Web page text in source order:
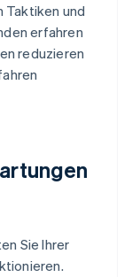
Taktiken und
erfahren
reduzieren
Sie Ihrer